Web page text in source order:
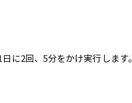
に2回、5分をかけ実行します。